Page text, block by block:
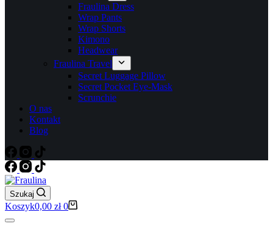
Fraulina Dress
Wrap Pants
Wrap Shorts
Kimono
Headwear
Fraulina Travel
Secret Luggage Pillow
Secret Pocket Eye-Mask
Scrunchie
O nas
Kontakt
Blog
Szukaj
Koszyk0,00 zł 0